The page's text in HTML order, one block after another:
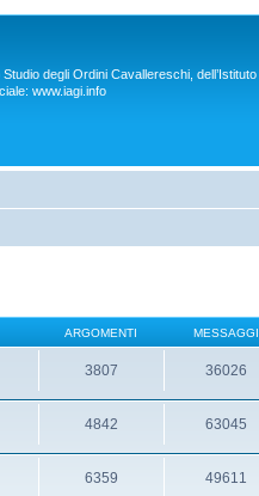
degli Ordini Cavallereschi, dell’Istituto
www.iagi.info
ARGOMENTI MESSAGGI
3807 36026
4842 63045
6359 49611